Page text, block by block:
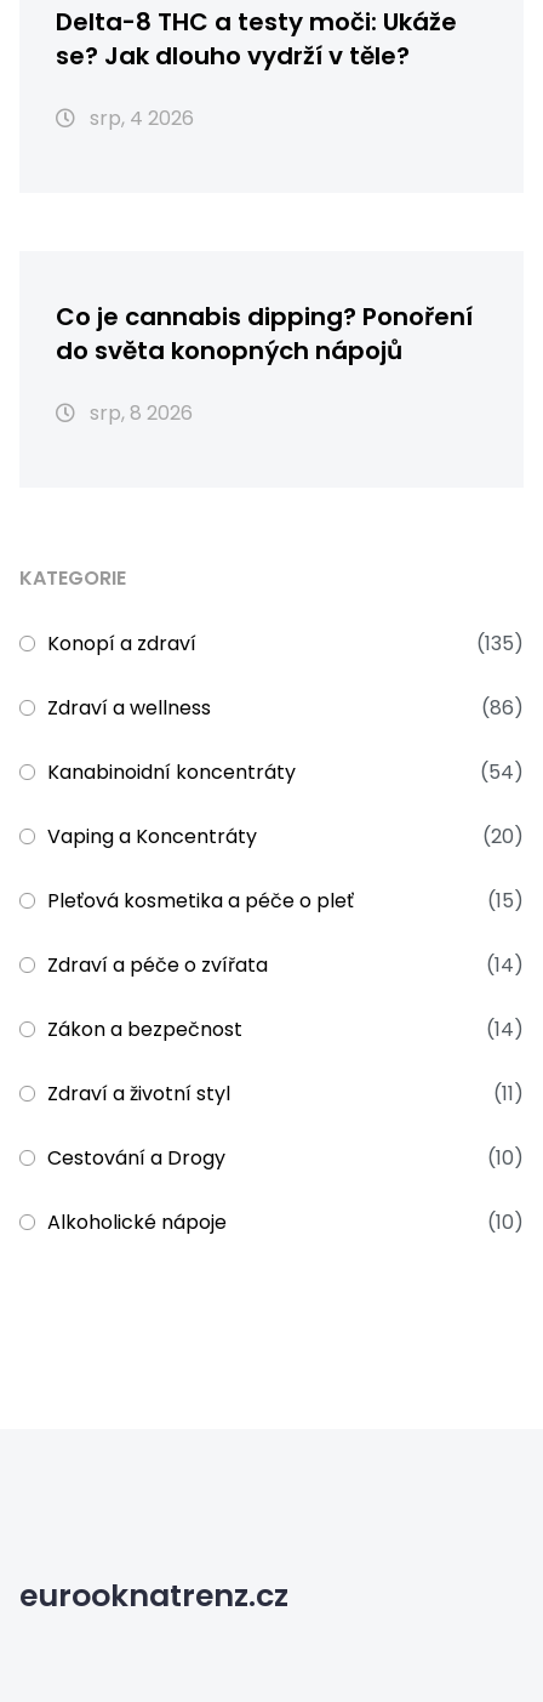
Delta-8 THC a testy moči: Ukáže
se? Jak dlouho vydrží v těle?
srp, 4 2026
Co je cannabis dipping? Ponoření
do světa konopných nápojů
srp, 8 2026
KATEGORIE
Konopí a zdraví (135)
Zdraví a wellness (86)
Kanabinoidní koncentráty (54)
Vaping a Koncentráty (20)
Pleťová kosmetika a péče o pleť (15)
Zdraví a péče o zvířata (14)
Zákon a bezpečnost (14)
Zdraví a životní styl (11)
Cestování a Drogy (10)
Alkoholické nápoje (10)
eurooknatrenz.cz